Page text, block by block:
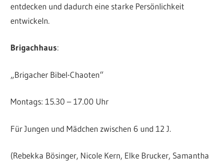
entdecken und dadurch eine starke Persönlichkeit
entwickeln.
Brigachhaus:
„Brigacher Bibel-Chaoten“
Montags: 15.30 – 17.00 Uhr
Für Jungen und Mädchen zwischen 6 und 12 J.
(Rebekka Bösinger, Nicole Kern, Elke Brucker, Samantha